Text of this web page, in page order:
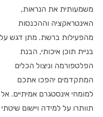
משמעותית את הנראות,
האינטראקציה וההכנסות
מהפעילות ברשת. מתן דגש על
בניית תוכן איכותי, הבנת
הפלטפורמה וניצול הכלים
המתקדמים יהפכו אתכם
למומחי אינסטגרם אמיתיים. אל
תוותרו על למידה ויישום שיטתי